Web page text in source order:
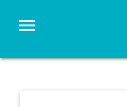
menu